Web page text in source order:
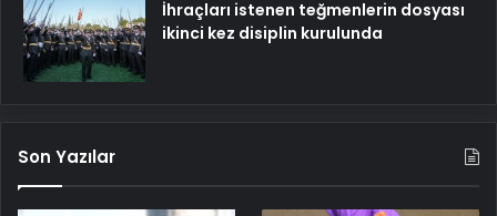
İhraçları istenen teğmenlerin dosyası
ikinci kez disiplin kurulunda
Son Yazılar